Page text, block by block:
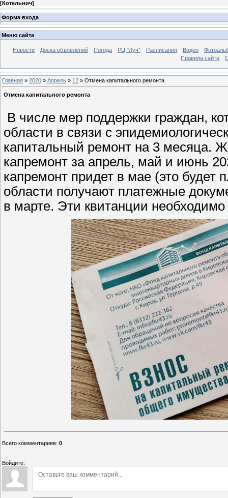
[Котельнич]
Форма входа
Меню сайта
Новости Доска объявлений Погода РЦ "Луч" Расписания Видео
Правила сайта
Главная » 2020 » Апрель » 12 » Отмена капитального ремонта
Отмена капитального ремонта
В числе мер поддержки граждан,
области в связи с
капитальный ремонт на 3 месяца.
капремонт за апрель, май и июнь
капремонт придет в мае (это будет
области получают платежные
в марте. Эти квитанции необходимо
Всего комментариев: 0
Войдите: